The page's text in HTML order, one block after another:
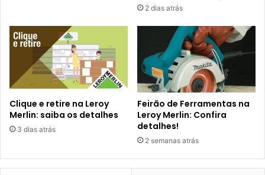
2 dias atrás
Clique e retire na Leroy
Merlin: saiba os detalhes
3 dias atrás
Feirão de Ferramentas na
Leroy Merlin: Confira
detalhes!
2 semanas atrás